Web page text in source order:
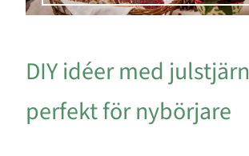
DIY idéer med
perfekt för nybörjare